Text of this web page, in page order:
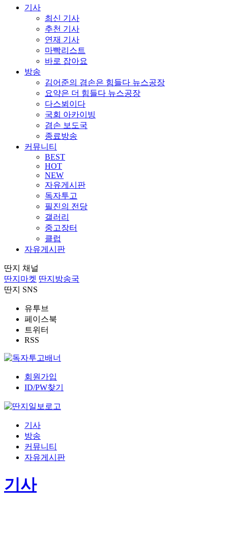
기사
최신 기사
추천 기사
연재 기사
마빡리스트
바로 잡아요
방송
김어준의 겸손은 힘들다 뉴스공장
요약은 더 힘들다 뉴스공장
다스뵈이다
국회 아카이빙
겸손 보도국
종료방송
커뮤니티
BEST
HOT
NEW
자유게시판
독자투고
필진의 전당
갤러리
중고장터
클럽
자유게시판
딴지 채널
딴지마켓 딴지방송국
딴지 SNS
유투브
페이스북
트위터
RSS
회원가입
ID/PW찾기
기사
방송
커뮤니티
자유게시판
기사